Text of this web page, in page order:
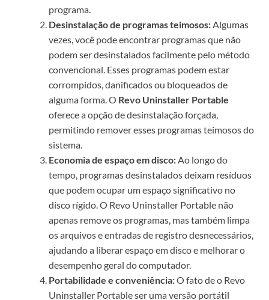
programa.
Desinstalação de programas teimosos:Algumas
vezes, você pode encontrar programas que não
podem ser desinstalados facilmente pelo método
convencional. Esses programas podem estar
corrompidos, danificados ou bloqueados de
alguma forma. O Revo Uninstaller Portable
oferece a opção de desinstalação forçada,
permitindo remover esses programas teimosos do
sistema.
Economia de espaço em disco:Ao longo do
tempo, programas desinstalados deixam resíduos
que podem ocupar um espaço significativo no
disco rígido. O Revo Uninstaller Portable não
apenas remove os programas, mas também limpa
os arquivos e entradas de registro desnecessários,
ajudando a liberar espaço em disco e melhorar o
desempenho geral do computador.
Portabilidade e conveniência:O fato de o Revo
Uninstaller Portable ser uma versão portátil